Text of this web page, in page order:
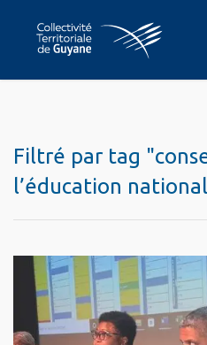
Filtré par tag
l’éducation